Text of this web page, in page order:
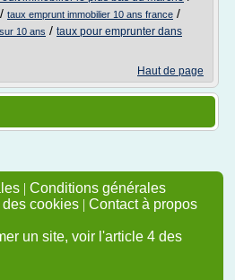
/ taux emprunt immobilier 10 ans france /
10 ans / taux pour emprunter dans
Haut de page
| Conditions générales
cookies | Contact à propos
un site, voir l'article 4 des